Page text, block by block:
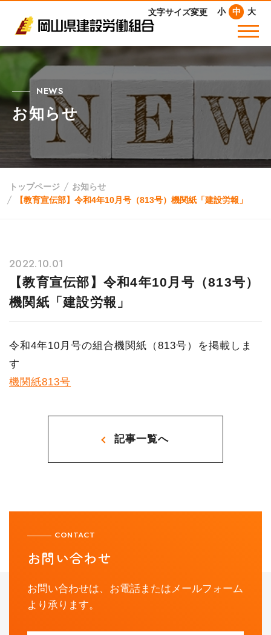
文字サイズ変更 小 中 大
NEWS
お知らせ
トップページ
お知らせ
【教育宣伝部】令和4年10月号（813号）機関紙「建設労報」
2022.10.01
【教育宣伝部】令和4年10月号（813号）
機関紙「建設労報」
令和4年10月号の組合機関紙（813号）を掲載しま
す
機関紙813号
記事一覧へ
CONTACT
お問い合わせ
お問い合わせは、お電話またはメールフォーム
より承ります。